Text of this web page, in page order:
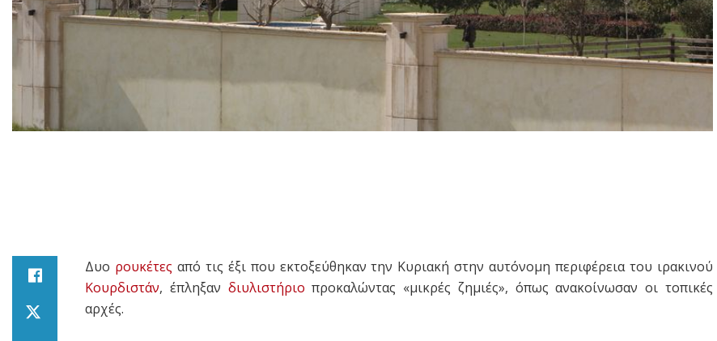
Δυο ρουκέτες από τις έξι που εκτοξεύθηκαν την Κυριακή στην αυτόνομη περιφέρεια του ιρακινού
Κουρδιστάν, έπληξαν διυλιστήριο προκαλώντας «μικρές ζημιές», όπως ανακοίνωσαν οι τοπικές
αρχές.